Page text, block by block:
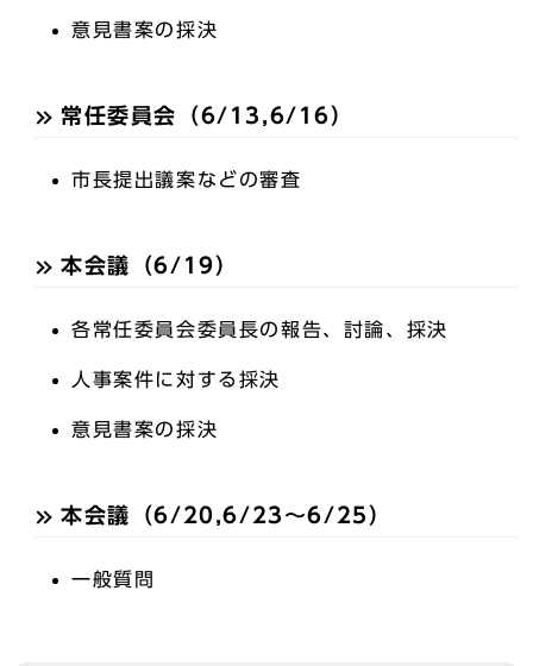
意見書案の採決
常任委員会（6/13,6/16）
市長提出議案などの審査
本会議（6/19）
各常任委員会委員長の報告、討論、採決
人事案件に対する採決
意見書案の採決
本会議（6/20,6/23～6/25）
一般質問